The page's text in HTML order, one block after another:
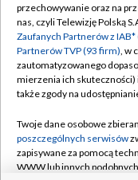
Abonament TVP
Emisja w TVP
Centrum informacji
Naziemna
Rada Programowa
System NOS
przechowywanie oraz na
nas, czyli Telewizję Polską
Zaufanych Partnerów z
Partnerów TVP (93 firm), w
zautomatyzowanego
mierzenia ich skuteczności)
także zgody na
Twoje dane osobowe
poszczególnych serwisów
zapisywane za pomocą
WWW lub innych